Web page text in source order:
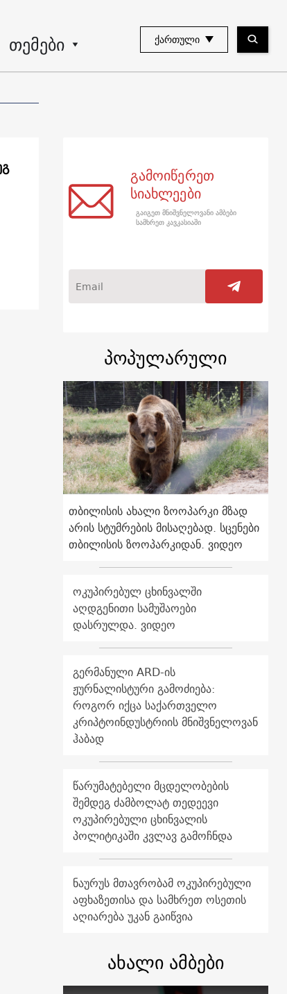
თემები ᲥᲐᲠᲗᲣᲚᲘ
გამოიწერეთ
სიახლეები
გაიგეთ მნიშვნელოვანი ამბები
სამხრეთ კავკასიაში
პოპულარული
თბილისის ახალი ზოოპარკი მზად
არის სტუმრების მისაღებად. სცენები
თბილისის ზოოპარკიდან. ვიდეო
ოკუპირებულ ცხინვალში
აღდგენითი სამუშაოები
დასრულდა. ვიდეო
გერმანული ARD-ის
ჟურნალისტური გამოძიება:
როგორ იქცა საქართველო
კრიპტოინდუსტრიის მნიშვნელოვან
ჰაბად
წარუმატებელი მცდელობების
შემდეგ ძამბოლატ თედეევი
ოკუპირებული ცხინვალის
პოლიტიკაში კვლავ გამოჩნდა
ნაურუს მთავრობამ ოკუპირებული
აფხაზეთისა და სამხრეთ ოსეთის
აღიარება უკან გაიწვია
ახალი ამბები